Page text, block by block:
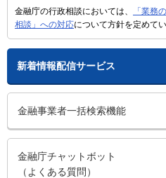
金融庁の行政相談においては、
「業務
相談」への対応について方針を定めてい
新着情報配信サービス
金融事業者一括検索機能
金融庁チャットボット
（よくある質問）